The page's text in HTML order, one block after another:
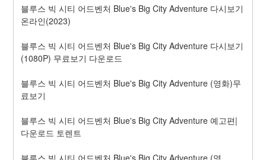
블루스 빅 시티 어드벤처 Blue's Big City Adventure 다시보기
온라인(2023)
블루스 빅 시티 어드벤처 Blue's Big City Adventure 다시보기
(1080P) 무료보기 다운로드
블루스 빅 시티 어드벤처 Blue's Big City Adventure (영화)무
료보기
블루스 빅 시티 어드벤처 Blue's Big City Adventure 예고편|
다운로드 토렌트
블루스 빅 시티 어드벤처 Blue's Big City Adventure (영